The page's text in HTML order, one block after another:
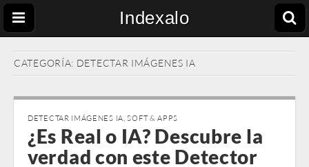
Indexalo
CATEGORÍA: DETECTAR IMÁGENES IA
DETECTAR IMÁGENES IA,SOFT & APPS
¿Es Real o IA? Descubre la
verdad con este Detector